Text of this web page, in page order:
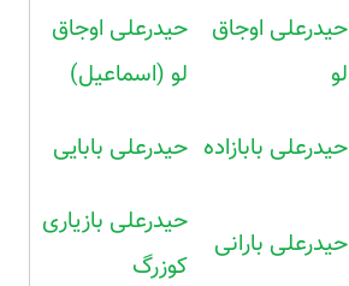
حیدرعلی اوجاق
لو
حیدرعلی اوجاق
لو (اسماعیل)
حیدرعلی بابازاده حیدرعلی بابایی
حیدرعلی بارانی
حیدرعلی بازیاری
کوزرگ